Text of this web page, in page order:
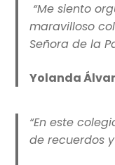
“Me siento
maravilloso
Señora de la
Yolanda
“En este
de recuerdos